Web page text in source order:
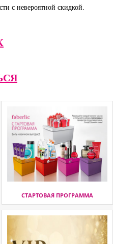
с невероятной скидкой.
СТАРТОВАЯ ПРОГРАММА